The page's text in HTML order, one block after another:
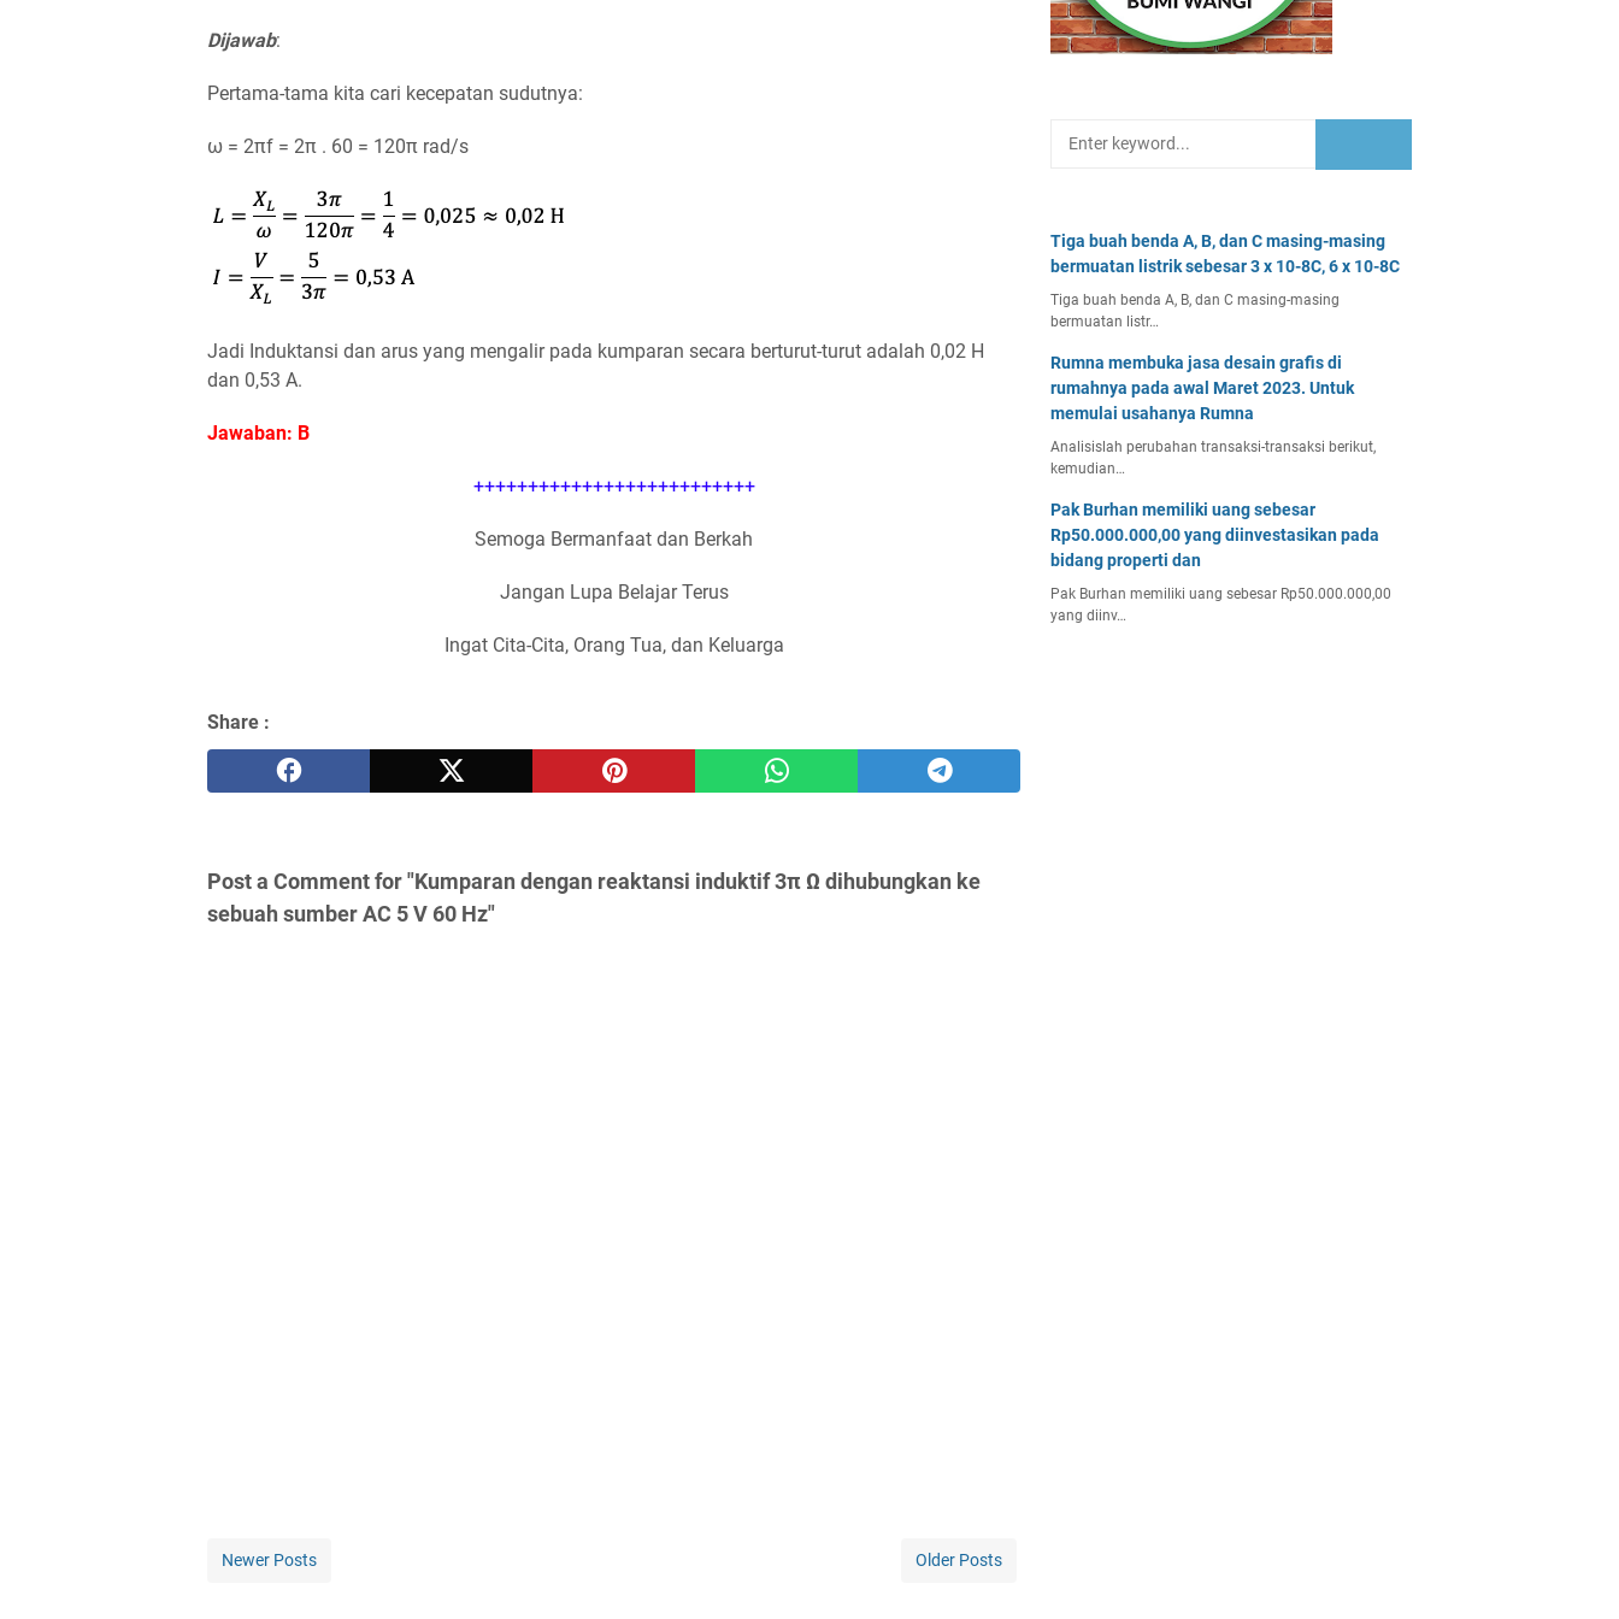
Dijawab:
Pertama-tama kita cari kecepatan sudutnya:
ω = 2πf = 2π . 60 = 120π rad/s
Jadi Induktansi dan arus yang mengalir pada kumparan secara berturut-turut adalah 0,02 H
dan 0,53 A.
Jawaban: B
++++++++++++++++++++++++++
Semoga Bermanfaat dan Berkah
Jangan Lupa Belajar Terus
Ingat Cita-Cita, Orang Tua, dan Keluarga
Share :
Post a Comment for "Kumparan dengan reaktansi induktif 3π Ω dihubungkan ke
sebuah sumber AC 5 V 60 Hz"
Newer Posts Older Posts
Tiga buah benda A, B, dan C masing-masing
bermuatan listrik sebesar 3 x 10-8C, 6 x 10-8C
Tiga buah benda A, B, dan C masing-masing
bermuatan listr…
Rumna membuka jasa desain grafis di
rumahnya pada awal Maret 2023. Untuk
memulai usahanya Rumna
Analisislah perubahan transaksi-transaksi berikut,
kemudian…
Pak Burhan memiliki uang sebesar
Rp50.000.000,00 yang diinvestasikan pada
bidang properti dan
Pak Burhan memiliki uang sebesar Rp50.000.000,00
yang diinv…